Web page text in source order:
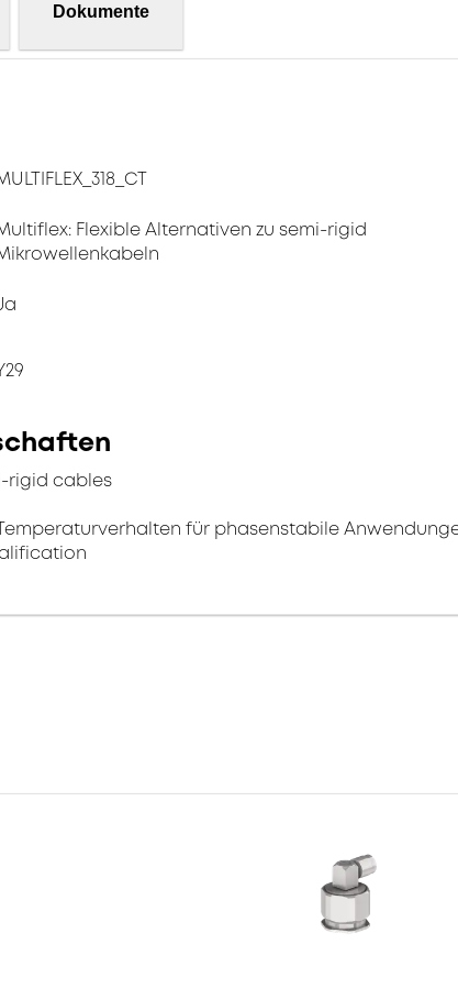
Dokumente
Flexible Alternativen zu semi-rigid
rigid cables
für phasenstabile